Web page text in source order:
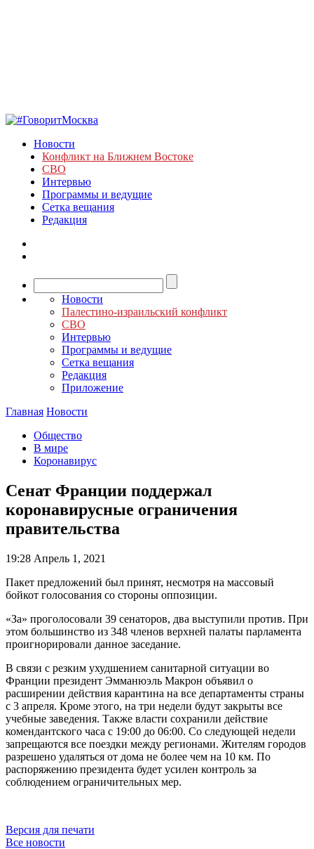
Новости
Конфликт на Ближнем Востоке
СВО
Интервью
Программы и ведущие
Сетка вещания
Редакция
Новости
Палестино-израильский конфликт
СВО
Интервью
Программы и ведущие
Сетка вещания
Редакция
Приложение
Главная Новости
Общество
В мире
Коронавирус
Сенат Франции поддержал
коронавирусные ограничения
правительства
19:28 Апрель 1, 2021
Пакет предложений был принят, несмотря на массовый
бойкот голосования со стороны оппозиции.
«За» проголосовали 39 сенаторов, два выступили против. При
этом большинство из 348 членов верхней палаты парламента
проигнорировали данное заседание.
В связи с резким ухудшением санитарной ситуации во
Франции президент Эмманюэль Макрон объявил о
расширении действия карантина на все департаменты страны
с 3 апреля. Кроме этого, на три недели будут закрыты все
учебные заведения. Также власти сохранили действие
комендантского часа с 19:00 до 06:00. Со следующей недели
запрещаются все поездки между регионами. Жителям городов
разрешено удаляться от дома не более чем на 10 км. По
распоряжению президента будет усилен контроль за
соблюдением ограничительных мер.
Версия для печати
Все новости